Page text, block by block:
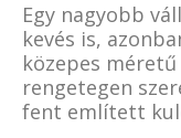
Egy nagyobb
kevés is,
közepes
rengetegen
fent említett